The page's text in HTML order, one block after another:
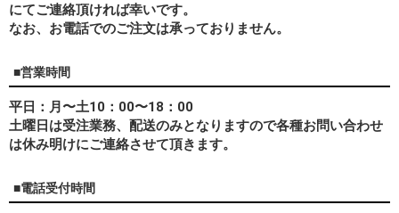
にてご連絡頂ければ幸いです。
なお、 お電話でのご注文は承っておりません。
■営業時間
平日：月〜土10：00〜18：00
土曜日は受注業務、配送のみとなりますので各種お問い合わせ
は休み明けにご連絡させて頂きます。
■電話受付時間